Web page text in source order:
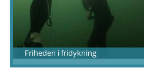
Friheden i fridykning